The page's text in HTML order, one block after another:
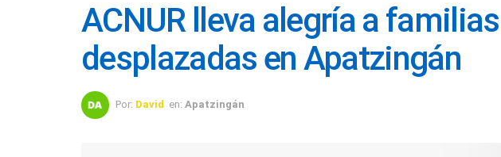
ACNUR lleva alegría a familias
desplazadas en Apatzingán
Por: David en: Apatzingán